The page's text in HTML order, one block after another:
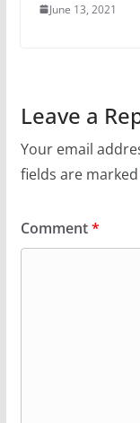
June 13, 2021
Leave a
Your email
fields are marked
Comment*